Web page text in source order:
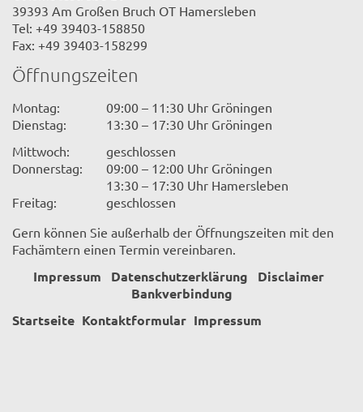
39393 Am Großen Bruch OT Hamersleben
Tel: +49 39403-158850
Fax: +49 39403-158299
Öffnungszeiten
Montag:
09:00 – 11:30 Uhr Gröningen
Dienstag:
13:30 – 17:30 Uhr Gröningen
Mittwoch:
geschlossen
Donnerstag:
09:00 – 12:00 Uhr Gröningen
13:30 – 17:30 Uhr Hamersleben
Freitag:
geschlossen
Gern können Sie außerhalb der Öffnungszeiten mit den
Fachämtern einen Termin vereinbaren.
Impressum Datenschutzerklärung
Disclaimer
Bankverbindung
Startseite Kontaktformular Impressum